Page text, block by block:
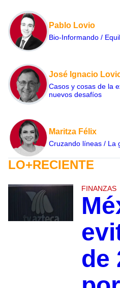
Pablo Lovio
Bio-Informando /
José Ignacio
Casos y cosas de la
nuevos desafíos
Maritza Félix
Cruzando líneas / La
LO+RECIENTE
FINANZAS
de